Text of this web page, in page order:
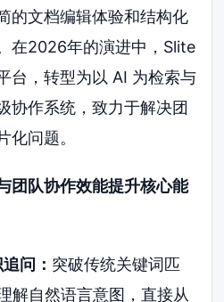
的文档编辑体验和结构化
在2026年的演进中，Slite
台，转型为以 AI 为检索与
协作系统，致力于解决团
化问题。
团队协作效能提升核心能
问： 突破传统关键词匹
解自然语言意图，直接从